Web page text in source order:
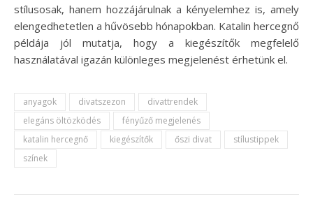
stílusosak, hanem hozzájárulnak a kényelemhez is, amely
elengedhetetlen a hűvösebb hónapokban. Katalin hercegnő
példája jól mutatja, hogy a kiegészítők megfelelő
használatával igazán különleges megjelenést érhetünk el.
anyagok divatszezon
divattrendek
elegáns öltözködés
fényűző megjelenés
katalin hercegnő
kiegészítők őszi divat
stílustippek
színek